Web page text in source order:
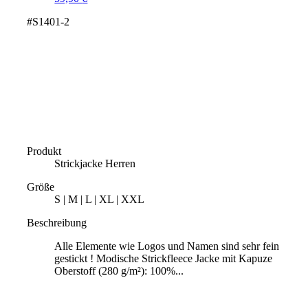
#S1401-2
Produkt
Strickjacke Herren
Größe
S | M | L | XL | XXL
Beschreibung
Alle Elemente wie Logos und Namen sind sehr fein
gestickt ! Modische Strickfleece Jacke mit Kapuze
Oberstoff (280 g/m²): 100%...